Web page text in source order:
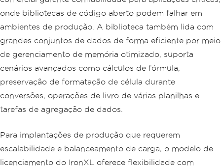
onde bibliotecas de código aberto podem falhar em
ambientes de produção. A biblioteca também lida com
grandes conjuntos de dados de forma eficiente por meio
de gerenciamento de memória otimizado, suporta
cenários avançados como cálculos de fórmula,
preservação de formatação de célula durante
conversões, operações de livro de várias planilhas e
tarefas de agregação de dados.
Para implantações de produção que requerem
escalabilidade e balanceamento de carga, o modelo de
licenciamento do IronXL oferece flexibilidade com